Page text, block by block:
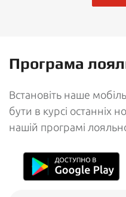
Програма
Встановіть наше
бути в курсі останніх
нашій програмі